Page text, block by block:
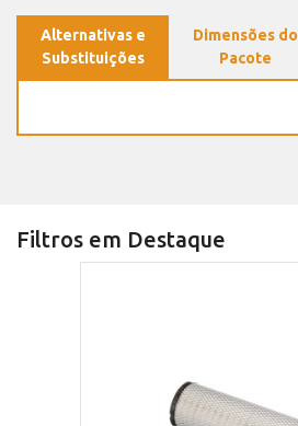
Alternativas e
Substituições
Dimensões do
Pacote
Filtros em Destaque